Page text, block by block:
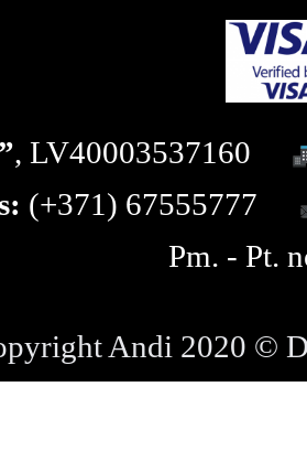
, LV40003537160
(+371) 67555777
Pm. - Pt.
Andi 2020 ©